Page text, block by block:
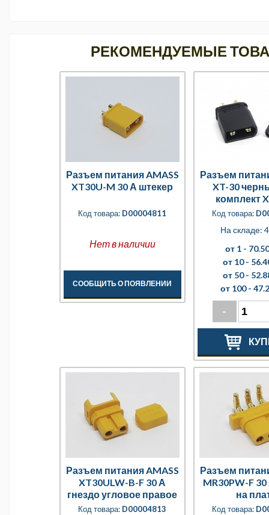
РЕКОМЕНДУЕМЫЕ
Разъем питания AMASS
XT30U-M 30 А штекер
Код товара: D00004811
Нет в наличии
СООБЩИТЬ О ПОЯВЛЕНИИ
Разъем
XT-30
комплект
Код товара:
На складе:
от 1 -
от 10 -
от 50 -
от 100 -
-
Разъем питания AMASS
XT30ULW-B-F 30 А
гнездо угловое правое
Код товара: D00004813
Разъем
MR30PW-F
на
Код товара: